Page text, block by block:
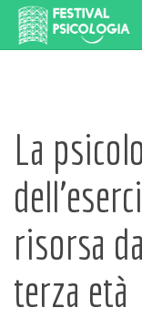
La
risorsa
terza età